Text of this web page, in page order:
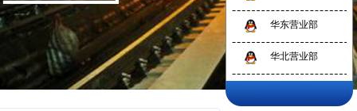
华东营业部
华北营业部